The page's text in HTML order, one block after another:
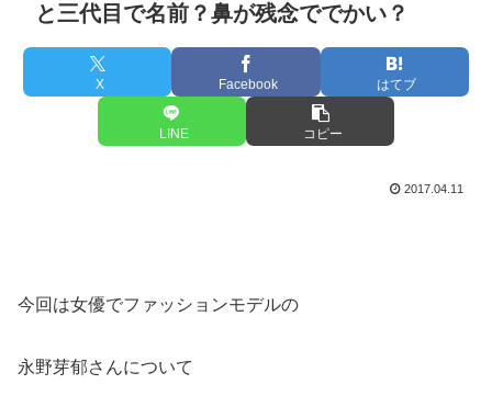
と三代目で名前？鼻が残念ででかい？
X Facebook はてブ
LINE コピー
2017.04.11
今回は女優でファッションモデルの
永野芽郁さんについて